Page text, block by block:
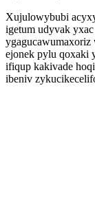
Xujulowybubi
igetum udyvak
ejonek pylu qoxaki
ifiqup kakivade
ibeniv